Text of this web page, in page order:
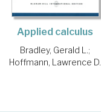
Applied calculus
Bradley, Gerald L.;
Hoffmann, Lawrence D.